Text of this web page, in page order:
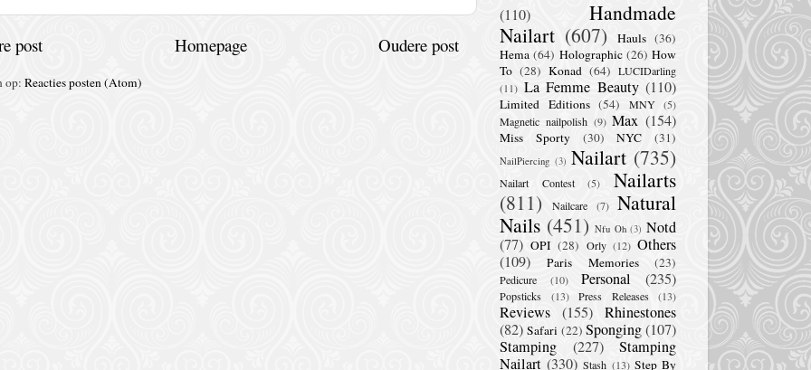
post Oudere post
Homepage
op: Reacties posten (Atom)
(110)
Handmade
Nailart (607) Hauls (36)
Hema (64) Holographic (26) How
To (28) Konad (64) LUCIDarling
(11) La Femme Beauty (110)
Limited Editions (54) MNY (5)
Magnetic nailpolish (9) Max (154)
Miss Sporty (30) NYC (31)
NailPiercing (3) Nailart (735)
Nailart Contest (5)
Nailarts
(811)
Nailcare (7) Natural
Nails (451) Nfu Oh (3) Notd
(77) OPI (28) Orly (12) Others
(109)
Paris Memories (23)
Pedicure (10) Personal (235)
Popsticks (13) Press Releases (13)
Reviews (155) Rhinestones
(82) Safari (22) Sponging(107)
Stamping
(227)
Stamping
Nailart (330) Stash (13) Step By